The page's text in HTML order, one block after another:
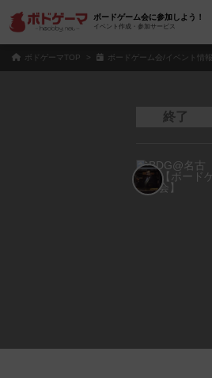
ボードゲーム会に参加しよう！
イベント作成・参加サービス
ボドゲーマTOP ボードゲーム会/イベント情報
終了